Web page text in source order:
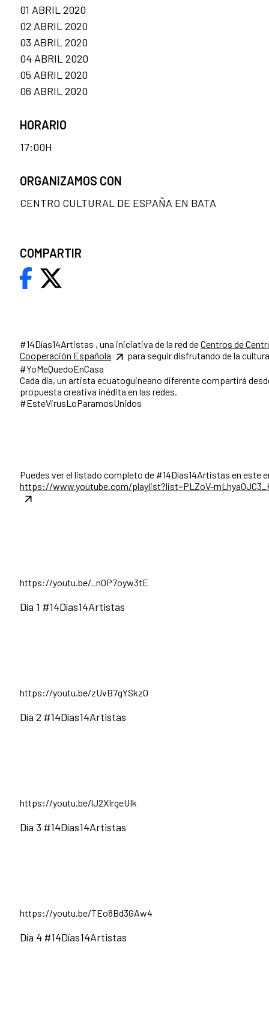
#14Días14Artistas , una iniciativa de la red deCentros de
Cooperación Española
para seguir disfrutando de la
#YoMeQuedoEnCasa
Cada día, un artista ecuatoguineano diferente compartirá
propuesta creativa inédita en las redes.
#EsteVirusLoParamosUnidos
Puedes ver el listado completo de #14Días14Artistas en este
https://www.youtube.com/playlist?list=PLZoV-
https://youtu.be/_nOP7oyw3tE
Día 1 #14Días14Artistas
https://youtu.be/zUvB7gYSkz0
Día 2 #14Días14Artistas
https://youtu.be/lJ2XIrgeUIk
Día 3 #14Días14Artistas
https://youtu.be/TEo8Bd3GAw4
Día 4 #14Días14Artistas
01 ABRIL 2020
02 ABRIL 2020
03 ABRIL 2020
04 ABRIL 2020
05 ABRIL 2020
06 ABRIL 2020
HORARIO
17:00H
ORGANIZAMOS CON
CENTRO CULTURAL DE ESPAÑA EN BATA
COMPARTIR